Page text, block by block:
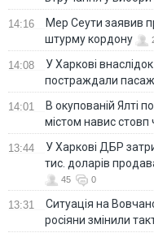
14:16
Мер Сеути заявив
штурму кордону
14:08
У Харкові
постраждали
14:01
В окупованій Ялті
містом навис
13:44
У Харкові ДБР
тис. доларів
45 0
13:31
Ситуація на
росіяни змінили